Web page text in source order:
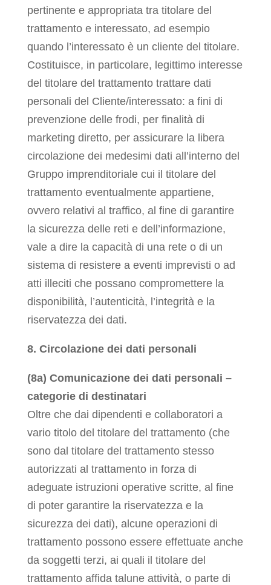
pertinente e appropriata tra titolare del
trattamento e interessato, ad esempio
quando l’interessato è un cliente del titolare.
Costituisce, in particolare, legittimo interesse
del titolare del trattamento trattare dati
personali del Cliente/interessato: a fini di
prevenzione delle frodi, per finalità di
marketing diretto, per assicurare la libera
circolazione dei medesimi dati all’interno del
Gruppo imprenditoriale cui il titolare del
trattamento eventualmente appartiene,
ovvero relativi al traffico, al fine di garantire
la sicurezza delle reti e dell’informazione,
vale a dire la capacità di una rete o di un
sistema di resistere a eventi imprevisti o ad
atti illeciti che possano compromettere la
disponibilità, l’autenticità, l’integrità e la
riservatezza dei dati.
8. Circolazione dei dati personali
(8a) Comunicazione dei dati personali –
categorie di destinatari
Oltre che dai dipendenti e collaboratori a
vario titolo del titolare del trattamento (che
sono dal titolare del trattamento stesso
autorizzati al trattamento in forza di
adeguate istruzioni operative scritte, al fine
di poter garantire la riservatezza e la
sicurezza dei dati), alcune operazioni di
trattamento possono essere effettuate anche
da soggetti terzi, ai quali il titolare del
trattamento affida talune attività, o parte di